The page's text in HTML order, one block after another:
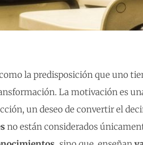
la predisposición que uno
La motivación es
un deseo de convertir el
no están considerados